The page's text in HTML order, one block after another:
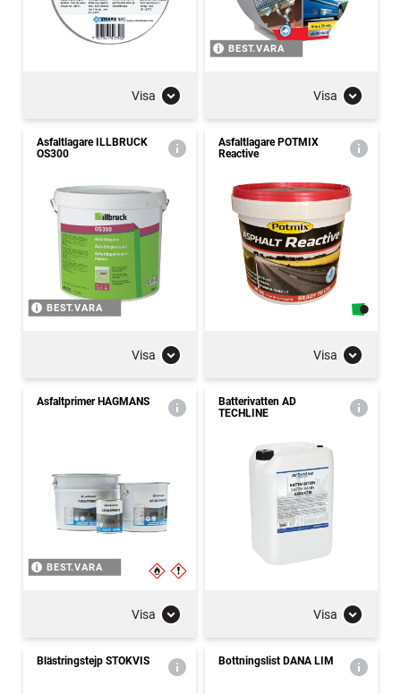
Visa
BEST.VARA
Visa
Asfaltlagare ILLBRUCK
OS300
BEST.VARA
Visa
Asfaltlagare POTMIX
Reactive
Visa
Asfaltprimer HAGMANS
BEST.VARA
Visa
Batterivatten AD
TECHLINE
Visa
Blästringstejp STOKVIS Bottningslist DANA LIM